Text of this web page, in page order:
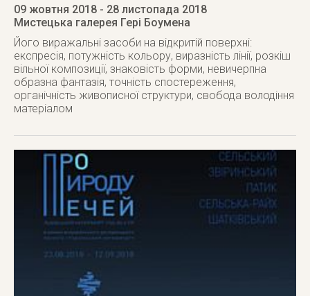
09 жовтня 2018 - 28 листопада 2018
Мистецька галерея Гері Боумена
Його виражальні засоби на відкритій поверхні:
експресія, потужність кольору, виразність лінії, розкіш
вільної композиції, знаковість форми, невичерпна
образна фантазія, точність спостереження,
органічність живописної структури, свобода володіння
матеріалом